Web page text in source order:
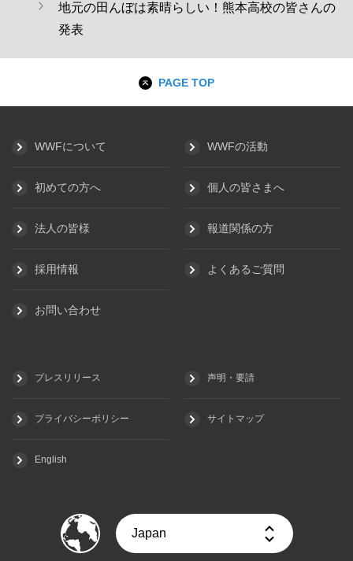
地元の田んぼは素晴らしい！熊本高校の皆さんの
発表
PAGE TOP
WWFについて WWFの活動
初めての方へ 個人の皆さまへ
法人の皆様 報道関係の方
採用情報 よくあるご質問
お問い合わせ
プレスリリース 声明・要請
プライバシーポリシー サイトマップ
English